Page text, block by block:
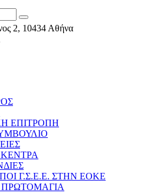
2, 10434 Αθήνα
ΕΠΙΤΡΟΠΗ
ΚΕΝΤΡΑ
Γ.Σ.Ε.Ε. ΣΤΗΝ ΕΟΚΕ
ΠΡΩΤΟΜΑΓΙΑ